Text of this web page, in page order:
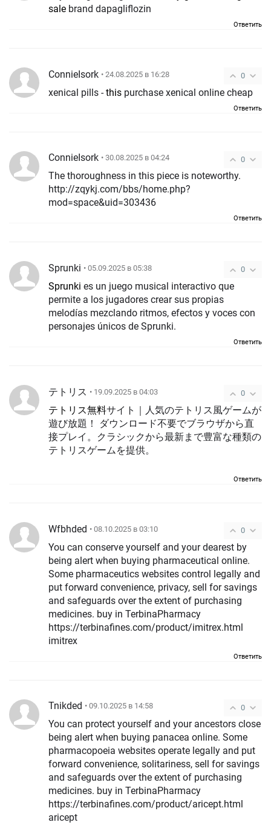
sale brand dapagliflozin
Ответить
0
ConnieIsork • 24.08.2025 в 16:28
xenical pills -this purchase xenical online cheap
Ответить
0
ConnieIsork • 30.08.2025 в 04:24
The thoroughness in this piece is noteworthy.
http://zqykj.com/bbs/home.php?
mod=space&uid=303436
Ответить
0
Sprunki • 05.09.2025 в 05:38
Sprunki es un juego musical interactivo que
permite a los jugadores crear sus propias
melodías mezclando ritmos, efectos y voces con
personajes únicos de Sprunki.
Ответить
0
テトリス • 19.09.2025 в 04:03
テトリス無料サイト｜人気のテトリス風ゲームが
遊び放題！ ダウンロード不要でブラウザから直
接プレイ。クラシックから最新まで豊富な種類の
テトリスゲームを提供。
Ответить
0
Wfbhded • 08.10.2025 в 03:10
You can conserve yourself and your dearest by
being alert when buying pharmaceutical online.
Some pharmaceutics websites control legally and
put forward convenience, privacy, sell for savings
and safeguards over the extent of purchasing
medicines. buy in TerbinaPharmacy
https://terbinafines.com/product/imitrex.html
imitrex
Ответить
0
Tnikded • 09.10.2025 в 14:58
You can protect yourself and your ancestors close
being alert when buying panacea online. Some
pharmacopoeia websites operate legally and put
forward convenience, solitariness, sell for savings
and safeguards over the extent of purchasing
medicines. buy in TerbinaPharmacy
https://terbinafines.com/product/aricept.html
aricept